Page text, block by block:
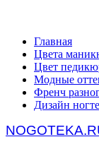
Главная
Цвета
Цвет
Модные
Френч
Дизайн